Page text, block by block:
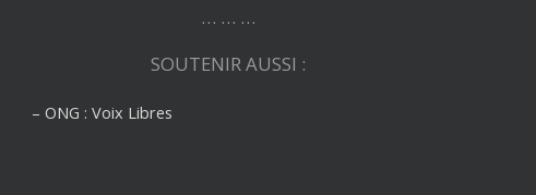
… … …
SOUTENIR AUSSI :
– ONG : Voix Libres